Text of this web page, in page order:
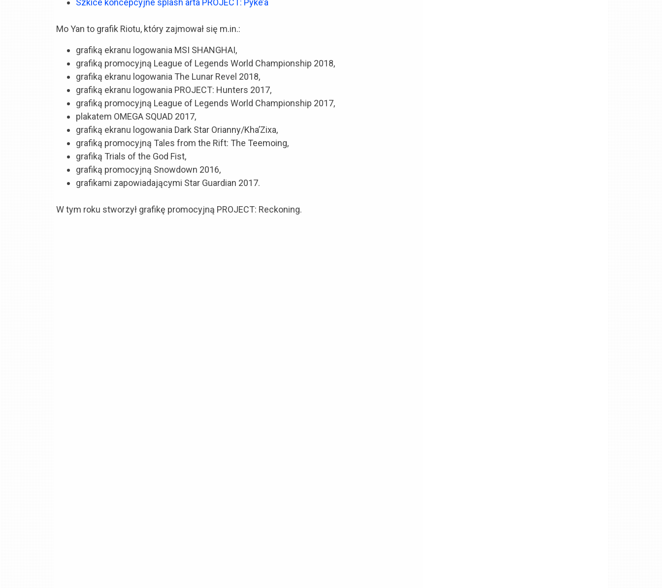
Szkice koncepcyjne splash arta PROJECT: Pyke’a
Mo Yan to grafik Riotu, który zajmował się m.in.:
grafiką ekranu logowania MSI SHANGHAI,
grafiką promocyjną League of Legends World Championship 2018,
grafiką ekranu logowania The Lunar Revel 2018,
grafiką ekranu logowania PROJECT: Hunters 2017,
grafiką promocyjną League of Legends World Championship 2017,
plakatem OMEGA SQUAD 2017,
grafiką ekranu logowania Dark Star Orianny/Kha’Zixa,
grafiką promocyjną Tales from the Rift: The Teemoing,
grafiką Trials of the God Fist,
grafiką promocyjną Snowdown 2016,
grafikami zapowiadającymi Star Guardian 2017.
W tym roku stworzył grafikę promocyjną PROJECT: Reckoning.